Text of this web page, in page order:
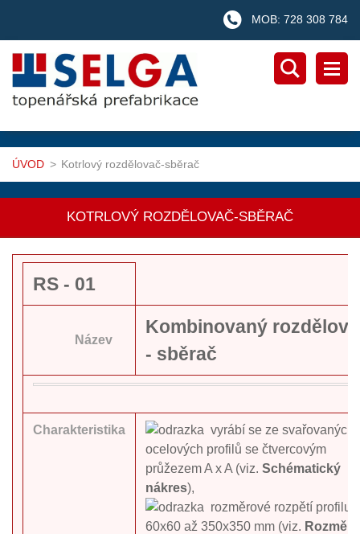
MOB: 728 308 784
ÚVOD > Kotrlový rozdělovač-sběrač
KOTRLOVÝ ROZDĚLOVAČ-SBĚRAČ
RS - 01
Název
Kombinovaný
- sběrač
Charakteristika
vyrábí se ze svařovaných
ocelových profilů se čtvercovým
průžezem A x A (viz. Schématický
nákres),
rozměrové rozpětí profilu:
60x60 až 350x350 mm (viz.